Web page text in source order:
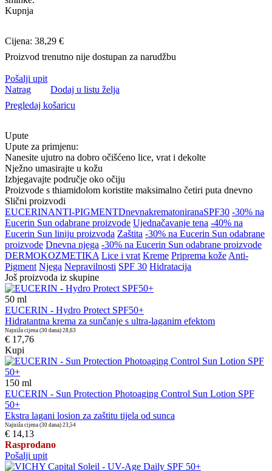
Kupnja
Cijena: 38,29 €
Proizvod trenutno nije dostupan za narudžbu
Pošalji upit
Natrag
Dodaj u listu želja
Pregledaj košaricu
Upute
Upute za primjenu:
Nanesite ujutro na dobro očišćeno lice, vrat i dekolte
Nježno umasirajte u kožu
Izbjegavajte područje oko očiju
Proizvode s thiamidolom koristite maksimalno četiri puta dnevno
Slični proizvodi
EUCERINANTI-PIGMENTDnevnakrematoniranaSPF30 -30% na
Eucerin Sun odabrane proizvode Ujednačavanje tena -40% na
Eucerin Sun liniju proizvoda Zaštita -30% na Eucerin Sun odabrane
proizvode Dnevna njega -30% na Eucerin Sun odabrane proizvode
DERMOKOZMETIKA Lice i vrat Kreme Priprema kože Anti-
Pigment Njega Nepravilnosti SPF 30 Hidratacija
Još proizvoda iz skupine
50 ml
EUCERIN - Hydro Protect SPF50+
Hidratantna krema za sunčanje s ultra-laganim efektom
Najniža cijena (30 dana) 28,63
€ 17,76
Kupi
150 ml
EUCERIN - Sun Protection Photoaging Control Sun Lotion SPF
50+
Ekstra lagani losion za zaštitu tijela od sunca
Najniža cijena (30 dana) 23,54
€ 14,13
Rasprodano
Pošalji upit